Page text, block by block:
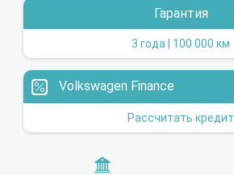
Гарантия
3 года | 100 000 км
Volkswagen Finance
Рассчитать кредит